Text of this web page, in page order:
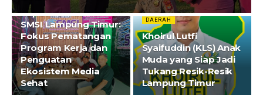
Rapat Koordinasi
SMSI Lampung Timur:
Fokus Pematangan
Program Kerja dan
Penguatan
Ekosistem Media
Sehat
DAERAH
Khoirul Lutfi
Syaifuddin (KLS) Anak
Muda yang Siap Jadi
Tukang Resik-Resik
Lampung Timur